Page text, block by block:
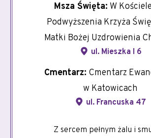
Msza Święta: W
Podwyższenia Krzyża
Matki Bożej Uzdrowienia
ul. Mieszka I 6
Cmentarz: Cmentarz
w Katowicach
ul. Francuska 47
Z sercem pełnym żalu i